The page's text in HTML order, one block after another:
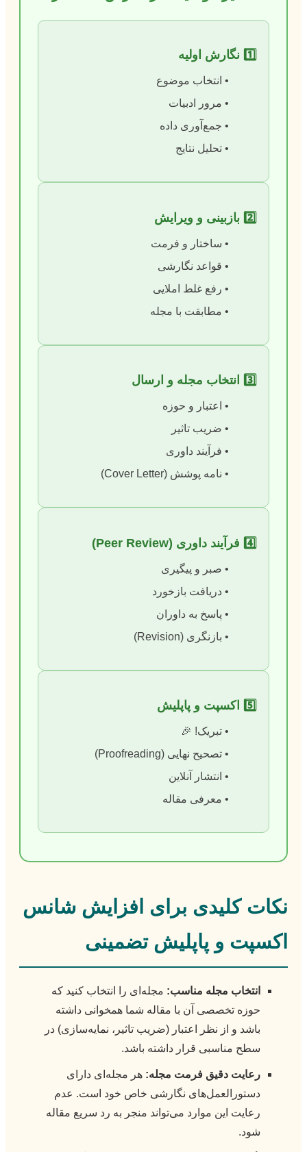
1️⃣ نگارش اولیه
• انتخاب موضوع
• مرور ادبیات
• جمع‌آوری داده
• تحلیل نتایج
2️⃣ بازبینی و ویرایش
• ساختار و فرمت
• قواعد نگارشی
• رفع غلط املایی
• مطابقت با مجله
3️⃣ انتخاب مجله و ارسال
• اعتبار و حوزه
• ضریب تاثیر
• فرآیند داوری
• نامه پوشش (Cover Letter)
4️⃣ فرآیند داوری (Peer Review)
• صبر و پیگیری
• دریافت بازخورد
• پاسخ به داوران
• بازنگری (Revision)
5️⃣ اکسپت و پاپلیش
• تبریک! 🎉
• تصحیح نهایی (Proofreading)
• انتشار آنلاین
• معرفی مقاله
نکات کلیدی برای افزایش شانس
اکسپت و پاپلیش تضمینی
انتخاب مجله مناسب: مجله‌ای را انتخاب کنید که
حوزه تخصصی آن با مقاله شما همخوانی داشته
باشد و از نظر اعتبار (ضریب تاثیر، نمایه‌سازی) در
سطح مناسبی قرار داشته باشد.
رعایت دقیق فرمت مجله: هر مجله‌ای دارای
دستورالعمل‌های نگارشی خاص خود است. عدم
رعایت این موارد می‌تواند منجر به رد سریع مقاله
شود.